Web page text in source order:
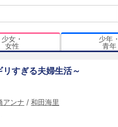
少女・
女性
少年・
青年
すぎる夫婦生活～
アンナ / 和田海里